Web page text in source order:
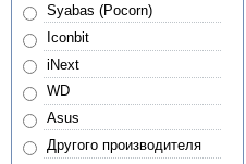
Syabas (Pocorn)
Iconbit
iNext
WD
Asus
Другого производителя